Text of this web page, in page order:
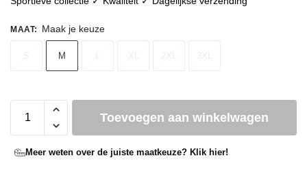
MAAT: Maak je keuze
M
Toevoegen aan winkelwagen
Meer weten over de juiste maatkeuze? Klik hier!